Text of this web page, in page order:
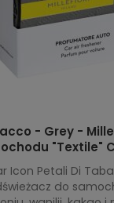
- Grey -
"Textile"
Icon Petali Di
do